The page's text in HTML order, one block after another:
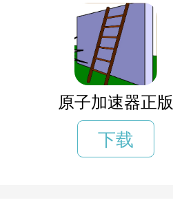
原子加速器正版
下载